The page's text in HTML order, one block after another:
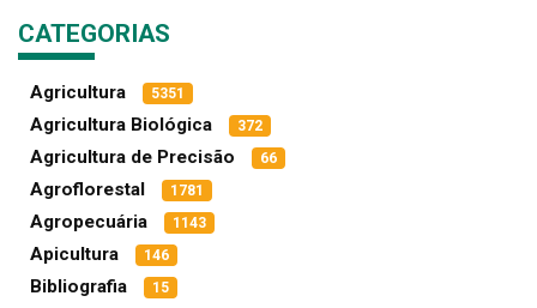
CATEGORIAS
Agricultura 5351
Agricultura Biológica 372
Agricultura de Precisão 66
Agroflorestal 1781
Agropecuária 1143
Apicultura 146
Bibliografia 15